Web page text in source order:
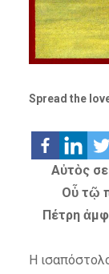
Spread the
Αὐτὸς
Οὗ τῷ
Πέτρη
Η